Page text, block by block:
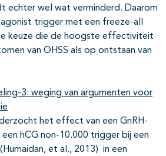
echter wel wat verminderd. Daarom
trigger met een freeze-all
keuze die de hoogste effectiviteit
van OHSS als op ontstaan van
3: weging van argumenten voor
het effect van een GnRH-
hCG non-10.000 trigger bij een
et al., 2013) in een